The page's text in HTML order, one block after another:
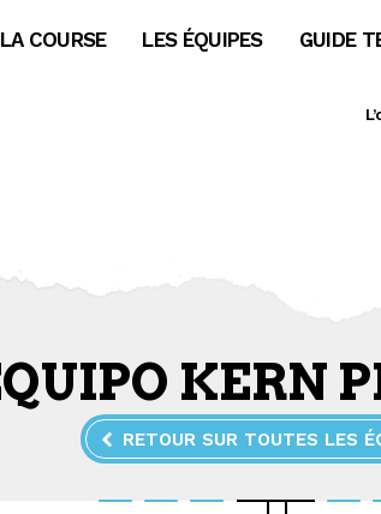
LA COURSE LES ÉQUIPES GUIDE
KERN
RETOUR SUR TOUTES LES